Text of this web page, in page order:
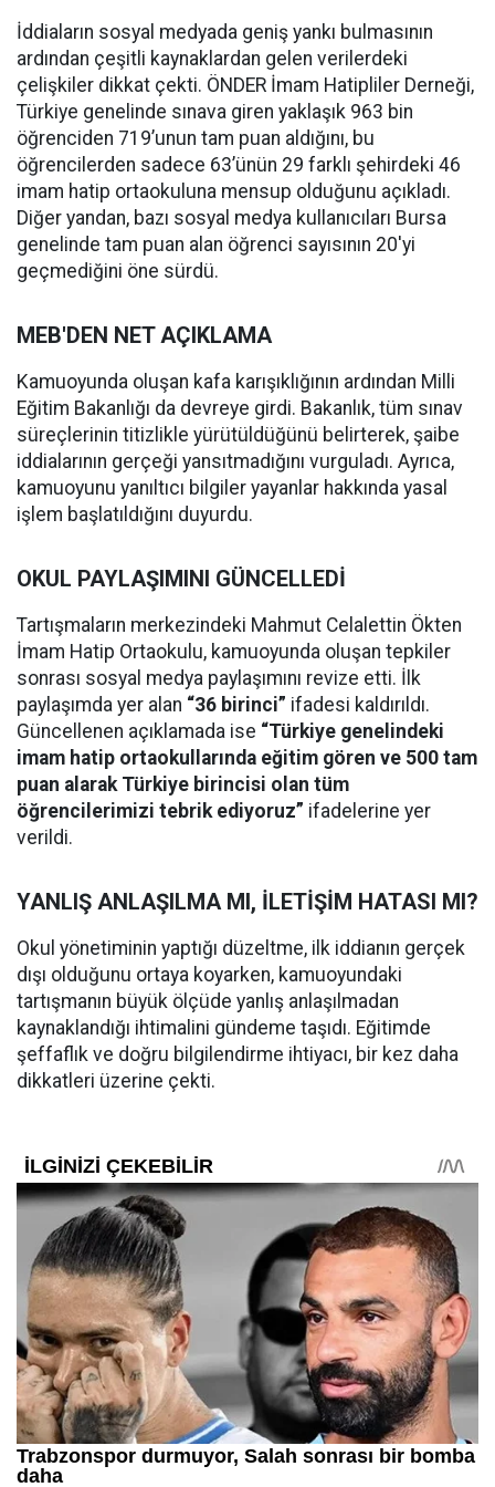
İddiaların sosyal medyada geniş yankı bulmasının
ardından çeşitli kaynaklardan gelen verilerdeki
çelişkiler dikkat çekti. ÖNDER İmam Hatipliler Derneği,
Türkiye genelinde sınava giren yaklaşık 963 bin
öğrenciden 719’unun tam puan aldığını, bu
öğrencilerden sadece 63’ünün 29 farklı şehirdeki 46
imam hatip ortaokuluna mensup olduğunu açıkladı.
Diğer yandan, bazı sosyal medya kullanıcıları Bursa
genelinde tam puan alan öğrenci sayısının 20'yi
geçmediğini öne sürdü.
MEB'DEN NET AÇIKLAMA
Kamuoyunda oluşan kafa karışıklığının ardından Milli
Eğitim Bakanlığı da devreye girdi. Bakanlık, tüm sınav
süreçlerinin titizlikle yürütüldüğünü belirterek, şaibe
iddialarının gerçeği yansıtmadığını vurguladı. Ayrıca,
kamuoyunu yanıltıcı bilgiler yayanlar hakkında yasal
işlem başlatıldığını duyurdu.
OKUL PAYLAŞIMINI GÜNCELLEDİ
Tartışmaların merkezindeki Mahmut Celalettin Ökten
İmam Hatip Ortaokulu, kamuoyunda oluşan tepkiler
sonrası sosyal medya paylaşımını revize etti. İlk
paylaşımda yer alan “36 birinci” ifadesi kaldırıldı.
Güncellenen açıklamada ise “Türkiye genelindeki
imam hatip ortaokullarında eğitim gören ve 500 tam
puan alarak Türkiye birincisi olan tüm
öğrencilerimizi tebrik ediyoruz” ifadelerine yer
verildi.
YANLIŞ ANLAŞILMA MI, İLETİŞİM HATASI MI?
Okul yönetiminin yaptığı düzeltme, ilk iddianın gerçek
dışı olduğunu ortaya koyarken, kamuoyundaki
tartışmanın büyük ölçüde yanlış anlaşılmadan
kaynaklandığı ihtimalini gündeme taşıdı. Eğitimde
şeffaflık ve doğru bilgilendirme ihtiyacı, bir kez daha
dikkatleri üzerine çekti.